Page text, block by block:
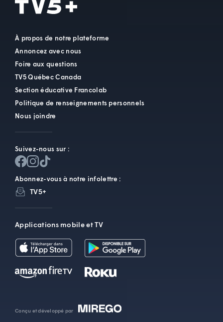
À propos de notre plateforme
Annoncez avec nous
Foire aux questions
TV5 Québec Canada
Section éducative Francolab
Politique de renseignements personnels
Nous joindre
Suivez-nous sur :
Abonnez-vous à notre infolettre :
TV5+
Applications mobile et TV
Conçu et développé par